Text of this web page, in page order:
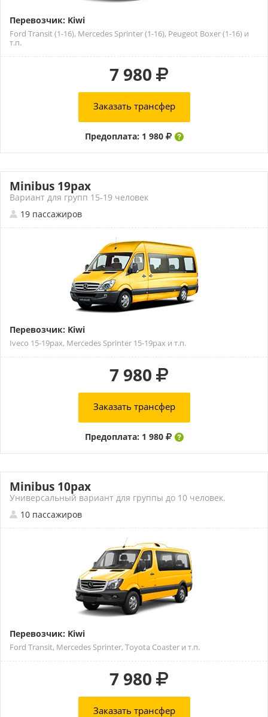
Перевозчик: Kiwi
Ford Transit (1-16), Mercedes Sprinter (1-16), Peugeot Boxer (1-16) и
т.п.
7 980
Заказать трансфер
Предоплата: 1 980
Minibus 19pax
Вариант для групп 15-19 человек
19 пассажиров
Перевозчик: Kiwi
Iveco 15-19pax, Mercedes Sprinter 15-19pax и т.п.
7 980
Заказать трансфер
Предоплата: 1 980
Minibus 10pax
Универсальный вариант для группы до 10 человек.
10 пассажиров
Перевозчик: Kiwi
Ford Transit, Mercedes Sprinter, Toyota Coaster и т.п.
7 980
Заказать трансфер